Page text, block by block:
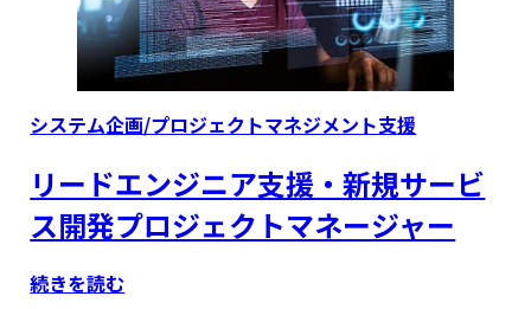
Type
システム企画/プロジェクトマネジメント支援
リードエンジニア支援・新規サービ
ス開発プロジェクトマネージャー
続きを読む